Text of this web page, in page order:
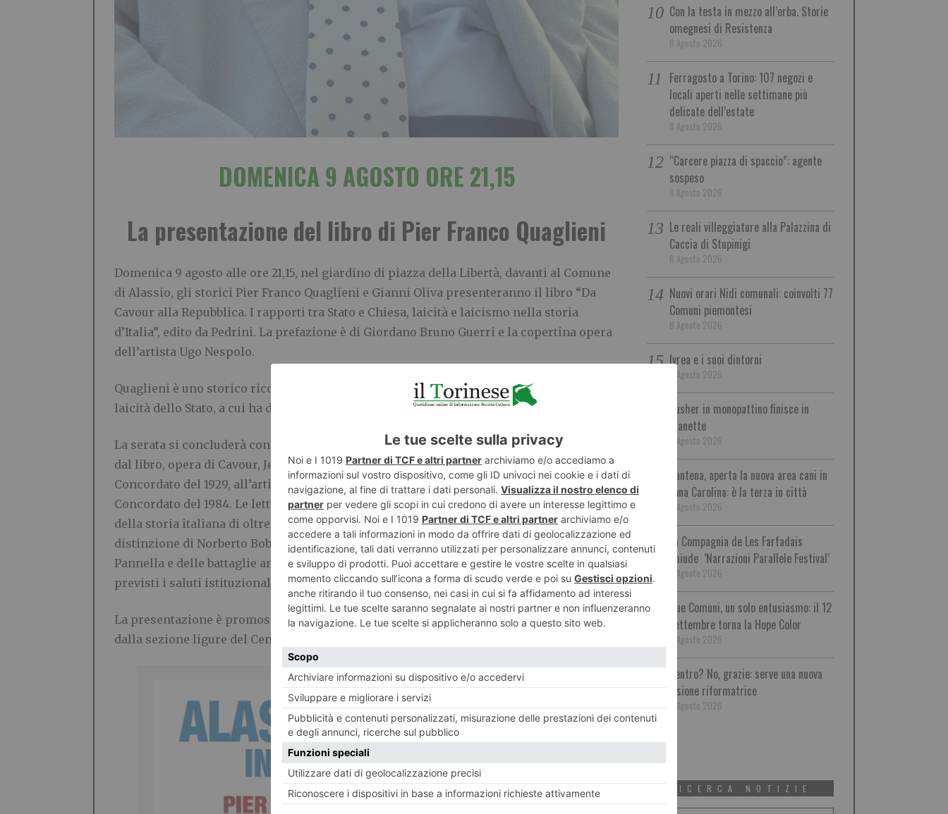
DOMENICA 9 AGOSTO ORE 21,15
La presentazione del libro di Pier Franco Quaglieni
Domenica 9 agosto alle ore 21,15, nel giardino di piazza della Libertà, davanti al Comune
di Alassio, gli storici Pier Franco Quaglieni e Gianni Oliva presenteranno il libro “Da
Cavour alla Repubblica. I rapporti tra Stato e Chiesa, laicità e laicismo nella storia
d’Italia”, edito da Pedrini. La prefazione è di Giordano Bruno Guerri e la copertina opera
dell’artista Ugo Nespolo.
Quaglieni è uno storico riconosciuto a livello nazionale ed internazionale sui temi della
laicità dello Stato, a cui ha dedicato decenni di ricerca.
La serata si concluderà con una lettura antologica da parte di Milli Conte di testi tratti
dal libro, opera di Cavour, Jemolo, Ruffini, Giolitti, Croce, Mussolini, per giungere al
Concordato del 1929, all’articolo 7 della Costituzione Repubblicana e al nuovo
Concordato del 1984. Le letture offriranno la possibilità di costruire un percorso storico
della storia italiana di oltre 150 anni. Una particolare attenzione sarà dedicata alla
distinzione di Norberto Bobbio tra laicità e laicismo, anche se si parlerà pure di Marco
Pannella e delle battaglie anticlericali che portarono alla legge sul divorzio. Sono
previsti i saluti istituzionali delle autorità.
La presentazione è promossa dalla Città di Alassio, dalla Biblioteca civica “Deaglio” e
dalla sezione ligure del Centro Pannunzio intitolata
Con la testa in mezzo all’erba. Storie
omegnesi di Resistenza
8 Agosto 2026
Ferragosto a Torino: 107 negozi e
locali aperti nelle settimane più
delicate dell’estate
8 Agosto 2026
“Carcere piazza di spaccio”: agente
sospeso
8 Agosto 2026
Le reali villeggiature alla Palazzina di
Caccia di Stupinigi
8 Agosto 2026
Nuovi orari Nidi comunali: coinvolti 77
Comuni piemontesi
8 Agosto 2026
Ivrea e i suoi dintorni
8 Agosto 2026
Pusher in monopattino finisce in
manette
8 Agosto 2026
Santena, aperta la nuova area cani in
zona Carolina: è la terza in città
8 Agosto 2026
La Compagnia de Les Farfadais
chiude ‘Narrazioni Parallele Festival’
8 Agosto 2026
Due Comuni, un solo entusiasmo: il 12
settembre torna la Hope Color
8 Agosto 2026
Centro? No, grazie: serve una nuova
visione riformatrice
8 Agosto 2026
RICERCA NOTIZIE